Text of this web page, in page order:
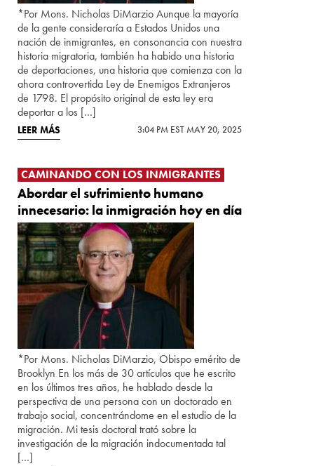
*Por Mons. Nicholas DiMarzio Aunque la mayoría
de la gente consideraría a Estados Unidos una
nación de inmigrantes, en consonancia con nuestra
historia migratoria, también ha habido una historia
de deportaciones, una historia que comienza con la
ahora controvertida Ley de Enemigos Extranjeros
de 1798. El propósito original de esta ley era
deportar a los […]
LEER MÁS 3:04 PM EST MAY 20, 2025
CAMINANDO CON LOS INMIGRANTES
Abordar el sufrimiento humano
innecesario: la inmigración hoy en día
*Por Mons. Nicholas DiMarzio, Obispo emérito de
Brooklyn En los más de 30 artículos que he escrito
en los últimos tres años, he hablado desde la
perspectiva de una persona con un doctorado en
trabajo social, concentrándome en el estudio de la
migración. Mi tesis doctoral trató sobre la
investigación de la migración indocumentada tal
[…]